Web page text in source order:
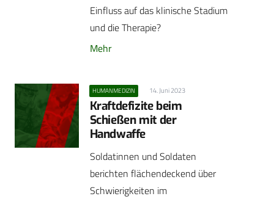
Einfluss auf das klinische Stadium
und die Therapie?
Mehr
HUMANMEDIZIN 14. Juni 2023
Kraftdefizite beim
Schießen mit der
Handwaffe
Soldatinnen und Soldaten
berichten flächendeckend über
Schwierigkeiten im